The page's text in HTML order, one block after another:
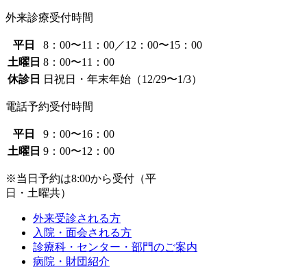
外来診療受付時間
平日
8：00〜11：00／12：00〜15：00
土曜日 8：00〜11：00
休診日
日祝日・年末年始（12/29〜1/3）
電話予約受付時間
平日
9：00〜16：00
土曜日 9：00〜12：00
※当日予約は8:00から受付（平
日・土曜共）
外来受診される方
入院・面会される方
診療科・センター・部門のご案内
病院・財団紹介